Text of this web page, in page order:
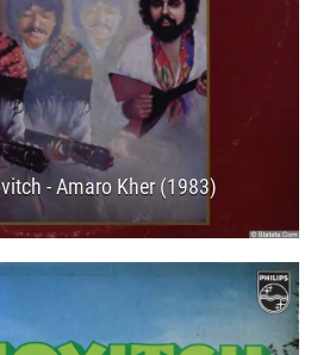
- Amaro Kher (1983)